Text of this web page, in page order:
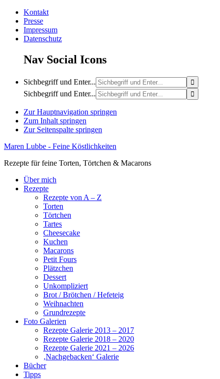
Kontakt
Presse
Impressum
Datenschutz
Nav Social Icons
Sichbegriff und Enter...
Sichbegriff und Enter...
Zur Hauptnavigation springen
Zum Inhalt springen
Zur Seitenspalte springen
Maren Lubbe - Feine Köstlichkeiten
Rezepte für feine Torten, Törtchen & Macarons
Über mich
Rezepte
Rezepte von A – Z
Torten
Törtchen
Tartes
Cheesecake
Kuchen
Macarons
Petit Fours
Plätzchen
Dessert
Unkompliziert
Brot / Brötchen / Hefeteig
Weihnachten
Grundrezepte
Foto Galerien
Rezepte Galerie 2013 – 2017
Rezepte Galerie 2018 – 2020
Rezepte Galerie 2021 – 2026
‚Nachgebacken‘ Galerie
Bücher
Tipps